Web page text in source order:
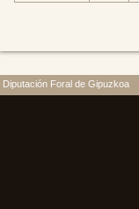
Foral de Gipuzkoa